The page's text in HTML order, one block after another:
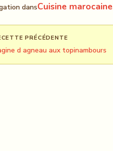
dansCuisine marocaine
PRÉCÉDENTE
d agneau aux topinambours